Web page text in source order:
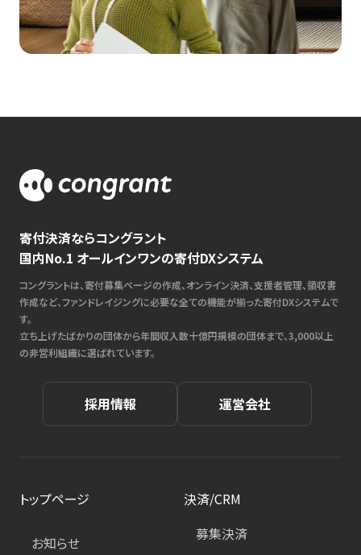
寄付決済ならコングラント
国内No.1 オールインワンの寄付DXシステム
コングラントは、寄付募集ページの作成、オンライン決済、支援者管理、領収書
作成など、ファンドレイジングに必要な全ての機能が揃った寄付DXシステムで
す。
立ち上げたばかりの団体から年間収入数十億円規模の団体まで、3,000以上
の非営利組織に選ばれています。
採用情報 運営会社
トップページ
お知らせ
決済/CRM
募集決済